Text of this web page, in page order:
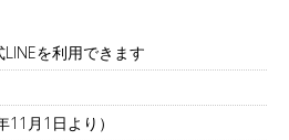
を利用できます
月1日より）